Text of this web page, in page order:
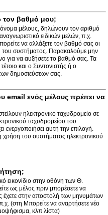
τον βαθμό μου;
μέλους, δηλώνουν τον αριθμό
ειδικών μελών, π.χ.
να αλλάξετε τον βαθμό σας οι
του συστήματος. Παρακαλούμε μην
για να αυξήσετε το βαθμό σας. Τα
και ο Συντονιστής ή ο
δημοσιεύσεων σας.
email ενός μέλους πρέπει να
ηλεκτρονικό ταχυδρομείο σε
ταχυδρομείου του
ενεργοποιήσει αυτή την επιλογή.
χρήση του συστήματος ηλεκτρονικού
εικονίδιο στην οθόνη των Θ.
ως μέλος πριν μπορέσετε να
έχετε στην αποστολή των μηνυμάτων
(στη Μπορείτε να αναρτήσετε νέο
κλπ λίστα)